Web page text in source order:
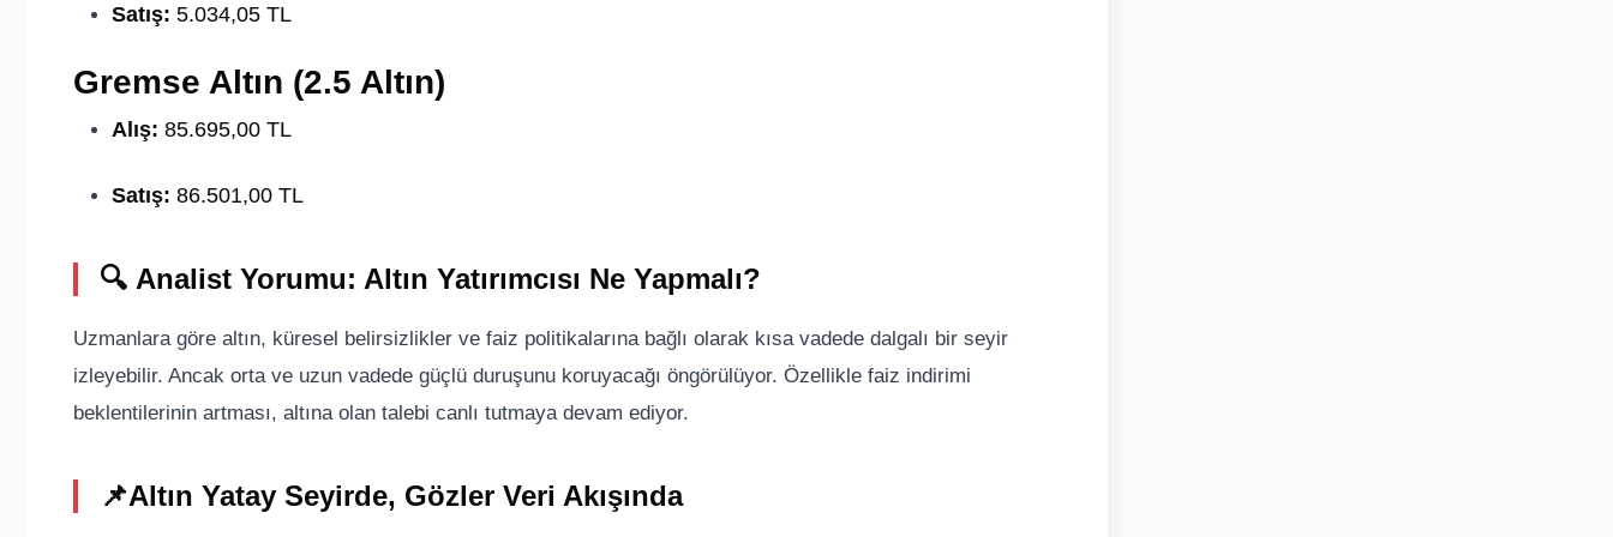
Satış: 5.034,05 TL
Gremse Altın (2.5 Altın)
Alış: 85.695,00 TL
Satış: 86.501,00 TL
🔍 Analist Yorumu: Altın Yatırımcısı Ne Yapmalı?
Uzmanlara göre altın, küresel belirsizlikler ve faiz politikalarına bağlı olarak kısa vadede dalgalı bir seyir
izleyebilir. Ancak orta ve uzun vadede güçlü duruşunu koruyacağı öngörülüyor. Özellikle faiz indirimi
beklentilerinin artması, altına olan talebi canlı tutmaya devam ediyor.
📌Altın Yatay Seyirde, Gözler Veri Akışında